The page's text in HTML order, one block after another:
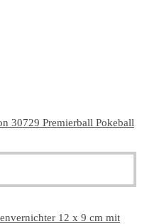
30729 Premierball Pokeball
12 x 9 cm mit